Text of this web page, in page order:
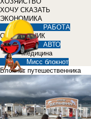
ХОЧУ СКАЗАТЬ
ЭКОНОМИКА
РАБОТА
СПРАВОЧНИК
АВТО
Медицина
Мисс блокнот
Блокнот путешественника